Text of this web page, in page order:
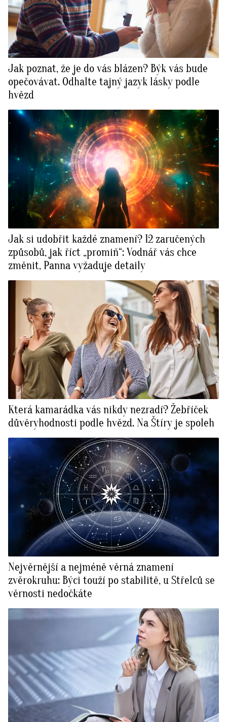
Jak poznat, že je do vás blázen? Býk vás bude
opečovávat. Odhalte tajný jazyk lásky podle
hvězd
Jak si udobřit každé znamení? 12 zaručených
způsobů, jak říct „promiň“: Vodnář vás chce
změnit, Panna vyžaduje detaily
Která kamarádka vás nikdy nezradí? Žebříček
důvěryhodnosti podle hvězd. Na Štíry je spoleh
Nejvěrnější a nejméně věrná znamení
zvěrokruhu: Býci touží po stabilitě, u Střelců se
věrnosti nedočkáte